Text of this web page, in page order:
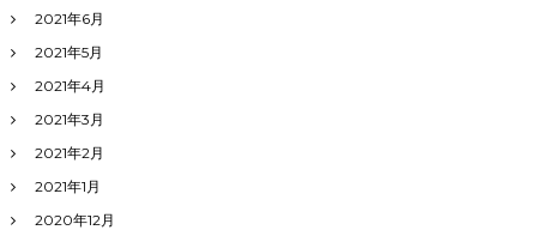
2021年6月
2021年5月
2021年4月
2021年3月
2021年2月
2021年1月
2020年12月